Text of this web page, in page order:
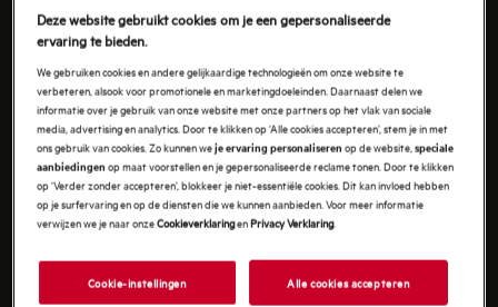
(voor 4 personen)
4 grote filets tongscharfilet (zonder vel en graten)
½ Ardeense rookworst
120 gr in stukjes gesneden broccoli
200 gr gaargekookte zuurkool (met spek, look, geutje
witte wijn, tijmtakje, laurierblaadje, jeneverbesjes,
peper en zout) (convenience, glas, blik of diepvries)
Deze website gebruikt cookies om je een gepersonaliseerde
ervaring te bieden.
We gebruiken cookies en andere gelijkaardige technologieën om onze website te
verbeteren, alsook voor promotionele en marketingdoeleinden. Daarnaast delen we
informatie over je gebruik van onze website met onze partners op het vlak van sociale
media, advertising en analytics. Door te klikken op ‘Alle cookies accepteren’, stem je in met
ons gebruik van cookies. Zo kunnen weje ervaring personaliseren op de website,speciale
aanbiedingen op maat voorstellen en je gepersonaliseerde reclame tonen. Door te klikken
op ‘Verder zonder accepteren’, blokkeer je niet-essentiële cookies. Dit kan invloed hebben
op je surfervaring en op de diensten die we kunnen aanbieden. Voor meer informatie
verwijzen we je naar onzeCookieverklaringenPrivacy Verklaring.
Cookie-instellingen Alle cookies accepteren